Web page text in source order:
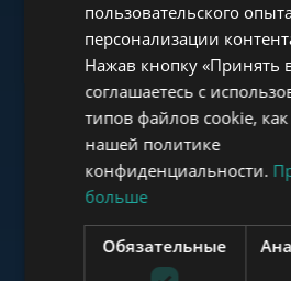
www.tower-investments.com
пользовательского
персонализации
Нажав кнопку «Принять
соглашаетесь с
типов файлов cookie,
нашей политике
конфиденциальности.
больше
Обязательные